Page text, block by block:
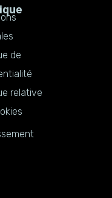
de
relative